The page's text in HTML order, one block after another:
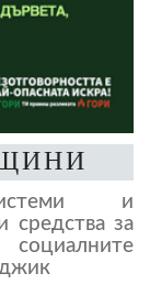
и
средства за